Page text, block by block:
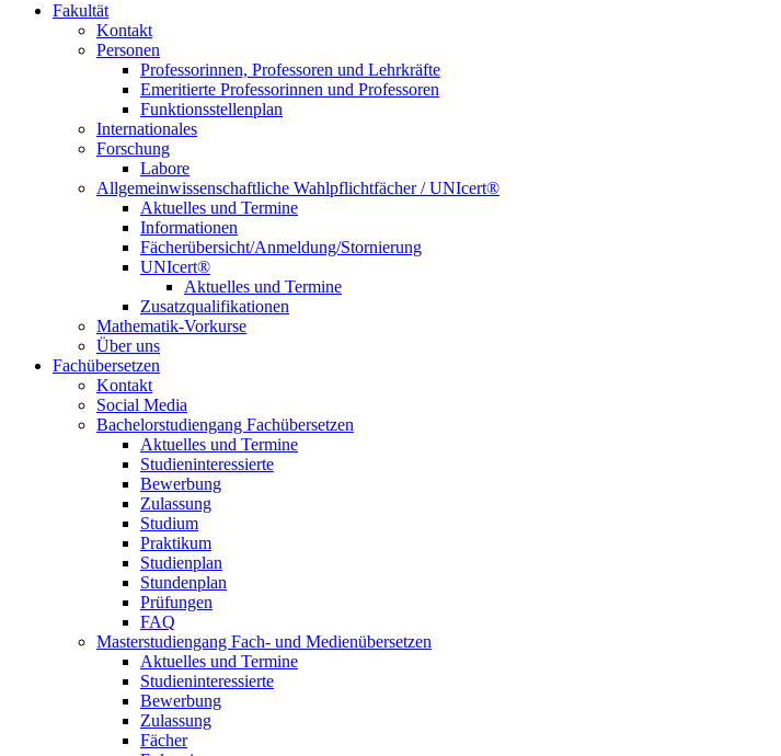
Fakultät
Kontakt
Personen
Professorinnen, Professoren und Lehrkräfte
Emeritierte Professorinnen und Professoren
Funktionsstellenplan
Internationales
Forschung
Labore
Allgemeinwissenschaftliche Wahlpflichtfächer / UNIcert®
Aktuelles und Termine
Informationen
Fächerübersicht/Anmeldung/Stornierung
UNIcert®
Aktuelles und Termine
Zusatzqualifikationen
Mathematik-Vorkurse
Über uns
Fachübersetzen
Kontakt
Social Media
Bachelorstudiengang Fachübersetzen
Aktuelles und Termine
Studieninteressierte
Bewerbung
Zulassung
Studium
Praktikum
Studienplan
Stundenplan
Prüfungen
FAQ
Masterstudiengang Fach- und Medienübersetzen
Aktuelles und Termine
Studieninteressierte
Bewerbung
Zulassung
Fächer